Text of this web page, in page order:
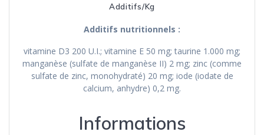
Additifs/Kg
Additifs nutritionnels :
vitamine D3 200 U.I.; vitamine E 50 mg; taurine 1.000 mg;
manganèse (sulfate de manganèse II) 2 mg; zinc (comme
sulfate de zinc, monohydraté) 20 mg; iode (iodate de
calcium, anhydre) 0,2 mg.
Informations